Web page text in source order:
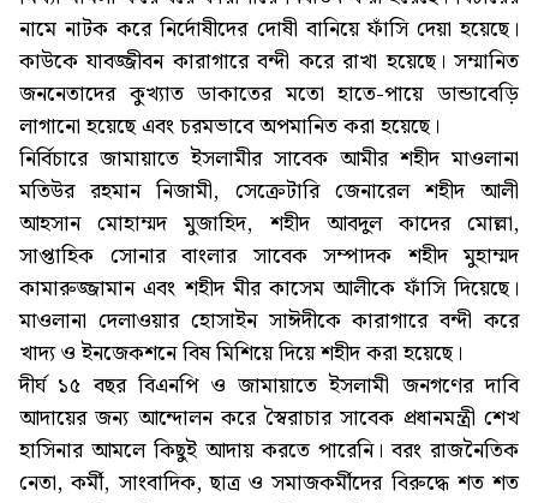
নামে নাটক করে নির্দোষীদের দোষী বানিয়ে ফাঁসি দেয়া হয়েছে।
কাউকে যাবজ্জীবন কারাগারে বন্দী করে রাখা হয়েছে। সম্মানিত
জননেতাদের কুখ্যাত ডাকাতের মতো হাতে-পায়ে ডান্ডাবেড়ি
লাগানো হয়েছে এবং চরমভাবে অপমানিত করা হয়েছে।
নির্বিচারে জামায়াতে ইসলামীর সাবেক আমীর শহীদ মাওলানা
মতিউর রহমান নিজামী, সেক্রেটারি জেনারেল শহীদ আলী
আহসান মোহাম্মদ মুজাহিদ, শহীদ আবদুল কাদের মোল্লা,
সাপ্তাহিক সোনার বাংলার সাবেক সম্পাদক শহীদ মুহাম্মদ
কামারুজ্জামান এবং শহীদ মীর কাসেম আলীকে ফাঁসি দিয়েছে।
মাওলানা দেলাওয়ার হোসাইন সাঈদীকে কারাগারে বন্দী করে
খাদ্য ও ইনজেকশনে বিষ মিশিয়ে দিয়ে শহীদ করা হয়েছে।
দীর্ঘ ১৫ বছর বিএনপি ও জামায়াতে ইসলামী জনগণের দাবি
আদায়ের জন্য আন্দোলন করে স্বৈরাচার সাবেক প্রধানমন্ত্রী শেখ
হাসিনার আমলে কিছুই আদায় করতে পারেনি। বরং রাজনৈতিক
নেতা, কর্মী, সাংবাদিক, ছাত্র ও সমাজকর্মীদের বিরুদ্ধে শত শত